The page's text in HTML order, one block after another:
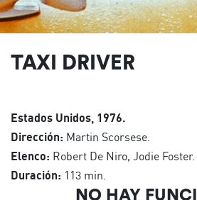
TAXI DRIVER
Estados Unidos, 1976.
Dirección: Martin Scorsese.
Elenco: Robert De Niro, Jodie Foster.
Duración: 113 min.
NO HAY